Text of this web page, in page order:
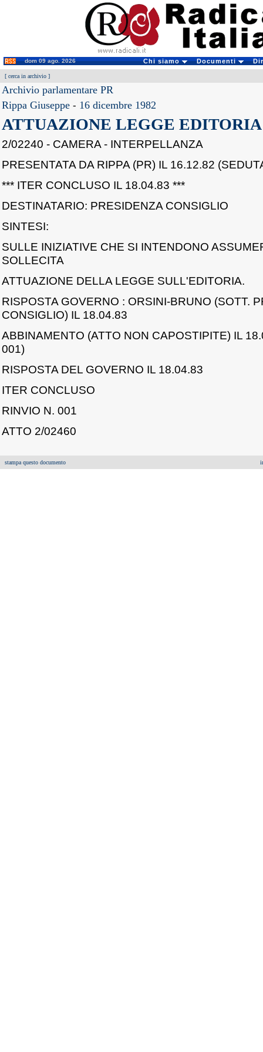
dom 09 ago. 2026 Chi siamo Documenti
[ cerca in archivio ]
Archivio parlamentare PR
Rippa Giuseppe - 16 dicembre 1982
ATTUAZIONE LEGGE EDITORIA
2/02240 - CAMERA - INTERPELLANZA
PRESENTATA DA RIPPA (PR) IL 16.12.82
*** ITER CONCLUSO IL 18.04.83 ***
DESTINATARIO: PRESIDENZA CONSIGLIO
SINTESI:
SULLE INIZIATIVE CHE SI INTENDONO
SOLLECITA
ATTUAZIONE DELLA LEGGE SULL'EDITORIA.
RISPOSTA GOVERNO : ORSINI-BRUNO (SOTT.
CONSIGLIO) IL 18.04.83
ABBINAMENTO (ATTO NON CAPOSTIPITE) IL
001)
RISPOSTA DEL GOVERNO IL 18.04.83
ITER CONCLUSO
RINVIO N. 001
ATTO 2/02460
stampa questo documento